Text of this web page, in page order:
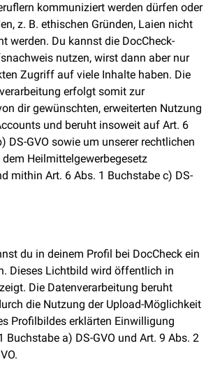
kommuniziert werden dürfen oder
z. B. ethischen Gründen, Laien nicht
werden. Du kannst die DocCheck-
nutzen, wirst dann aber nur
Zugriff auf viele Inhalte haben. Die
erfolgt somit zur
dir gewünschten, erweiterten Nutzung
und beruht insoweit auf Art. 6
DS-GVO sowie um unserer rechtlichen
Heilmittelgewerbegesetz
mithin Art. 6 Abs. 1 Buchstabe c) DS-
du in deinem Profil bei DocCheck ein
Dieses Lichtbild wird öffentlich in
Die Datenverarbeitung beruht
die Nutzung der Upload-Möglichkeit
Profilbildes erklärten Einwilligung
Buchstabe a) DS-GVO und Art. 9 Abs. 2